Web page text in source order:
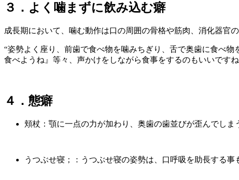
３．よく噛まずに飲み込む癖
成長期において、噛む動作は口の周囲の骨格や筋肉、消化器官
“姿勢よく座り、前歯で食べ物を噛みちぎり、舌で奥歯に食べ
食べようね』等々、声かけをしながら食事をするのもいいですね
４．態癖
頬杖：顎に一点の力が加わり、奥歯の歯並びが歪んでしま
うつぶせ寝；：うつぶせ寝の姿勢は、口呼吸を助長する